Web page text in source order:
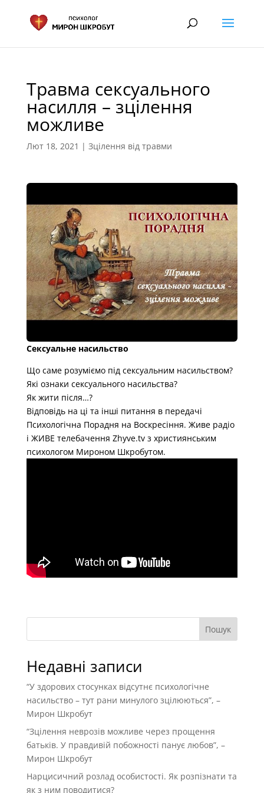
Травма сексуального
насилля – зцілення
можливе
Лют 18, 2021 | Зцілення від травми
Сексуальне насильство
Що саме розуміємо під сексуальним насильством?
Які ознаки сексуального насильства?
Як жити після…?
Відповідь на ці та інші питання в передачі
Психологічна Порадня на Воскресіння. Живе радіо
і ЖИВЕ телебачення Zhyve.tv з християнським
психологом Мироном Шкробутом.
Пошук
Недавні записи
“У здорових стосунках відсутнє психологічне
насильство – тут рани минулого зцілюються”, –
Мирон Шкробут
“Зцілення неврозів можливе через прощення
батьків. У правдивій побожності панує любов”, –
Мирон Шкробут
Нарцисичний розлад особистості. Як розпізнати та
як з ним поводитися?